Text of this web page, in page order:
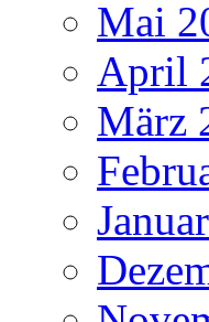
Mai
April
März